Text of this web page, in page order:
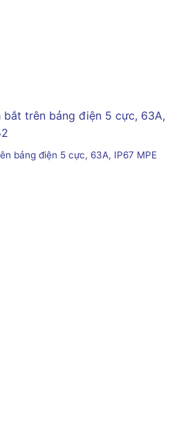
bảng điện 5 cực, 63A, IP67 MPE